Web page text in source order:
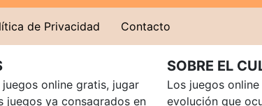
de Privacidad Contacto
online gratis, jugar
juegos ya consagrados en
SOBRE EL
Los juegos
evolución que